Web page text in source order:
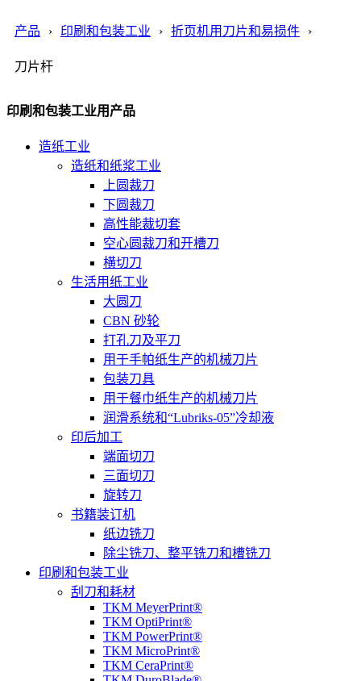
产品 印刷和包装工业 折页机用刀片和易损件
刀片杆
印刷和包装工业用产品
造纸工业
造纸和纸浆工业
上圆裁刀
下圆裁刀
高性能裁切套
空心圆裁刀和开槽刀
横切刀
生活用纸工业
大圆刀
CBN 砂轮
打孔刀及平刀
用于手帕纸生产的机械刀片
包装刀具
用于餐巾纸生产的机械刀片
润滑系统和“Lubriks-05”冷却液
印后加工
端面切刀
三面切刀
旋转刀
书籍装订机
纸边铣刀
除尘铣刀、整平铣刀和槽铣刀
印刷和包装工业
刮刀和耗材
TKM MeyerPrint®
TKM OptiPrint®
TKM PowerPrint®
TKM MicroPrint®
TKM CeraPrint®